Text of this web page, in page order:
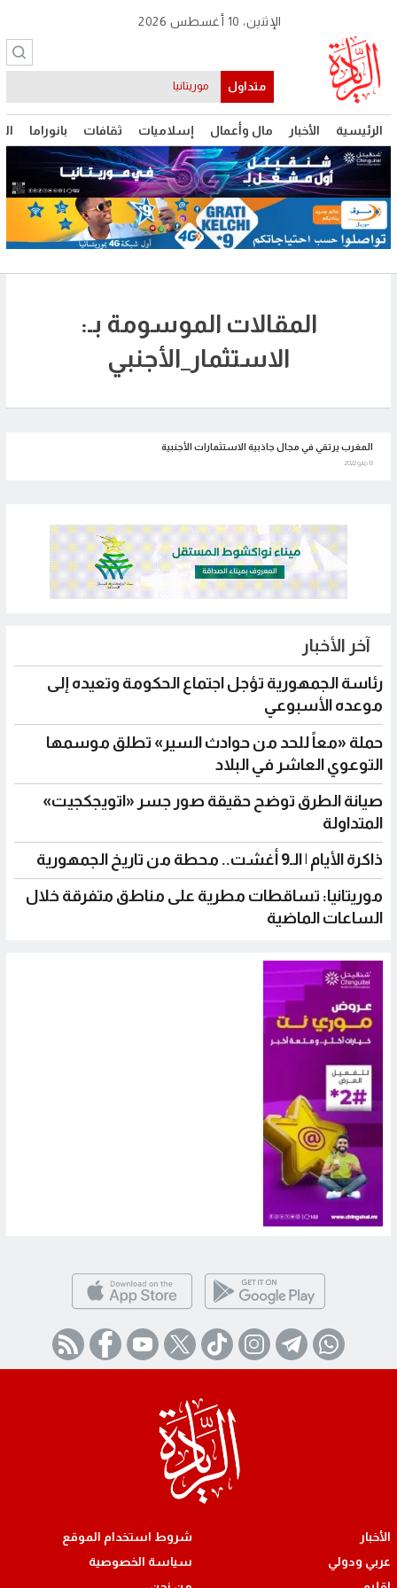
الرئيسية الأخبار مال وأعمال إسلاميات ثقافات بانوراما
الإثنين، 10 أغسطس 2026
متداول موريتانيا
المقالات الموسومة بـ:
الاستثمار_الأجنبي
المغرب يرتقي في مجال جاذبية الاستثمارات الأجنبية
13 مايو 2022
آخر الأخبار
رئاسة الجمهورية تؤجل اجتماع الحكومة وتعيده إلى
موعده الأسبوعي
حملة «معاً للحد من حوادث السير» تطلق موسمها
التوعوي العاشر في البلاد
صيانة الطرق توضح حقيقة صور جسر «اتويجكجيت»
المتداولة
ذاكرة الأيام | الـ9 أغشت.. محطة من تاريخ الجمهورية
موريتانيا: تساقطات مطرية على مناطق متفرقة خلال
الساعات الماضية
الأخبار
عربي ودولي
شروط استخدام الموقع
سياسة الخصوصية